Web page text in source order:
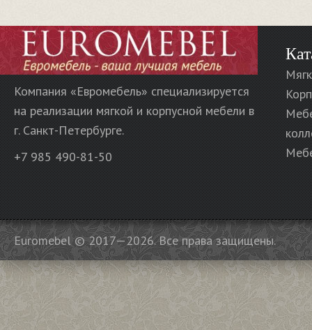
Компания «Евромебель» специализируется
на реализации мягкой и корпусной мебели в
г. Санкт-Петербурге.
+7 985 490-81-50
Euromebel © 2017—2026. Все права защищены.